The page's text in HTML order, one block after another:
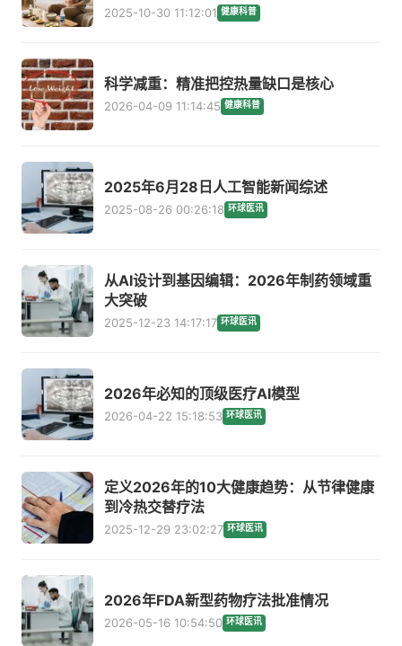
2025-10-30 11:12:01 健康科普
科学减重：精准把控热量缺口是核心
2026-04-09 11:14:45 健康科普
2025年6月28日人工智能新闻综述
2025-08-26 00:26:18 环球医讯
从AI设计到基因编辑：2026年制药领域重
大突破
2025-12-23 14:17:17 环球医讯
2026年必知的顶级医疗AI模型
2026-04-22 15:18:53 环球医讯
定义2026年的10大健康趋势：从节律健康
到冷热交替疗法
2025-12-29 23:02:27 环球医讯
2026年FDA新型药物疗法批准情况
2026-05-16 10:54:50 环球医讯